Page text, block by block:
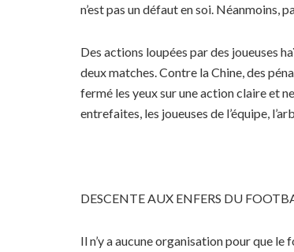
n’est pas un défaut en soi. Néanmoins,
Des actions loupées par des joueuses
deux matches. Contre la Chine, des
fermé les yeux sur une action claire et
entrefaites, les joueuses de l’équipe,
DESCENTE AUX ENFERS DU
Il n’y a aucune organisation pour que